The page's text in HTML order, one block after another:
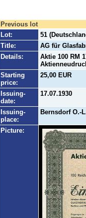
Previous lot
Lot:
51
Title:
AG für
Details:
Aktie 100 RM
Starting
price:
25,00 EUR
Issuing-
date:
17.07.1930
Issuing-
place:
Bernsdorf O.-
Picture: